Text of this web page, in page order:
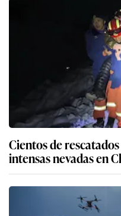
Cientos de
intensas nevadas en